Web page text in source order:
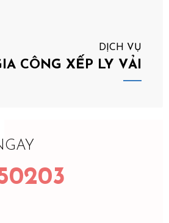
DỊCH VỤ
CÔNG XẾP LY VẢI